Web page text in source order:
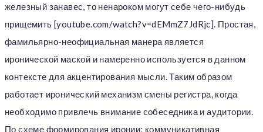
железный занавес, то ненароком могут себе чего-нибудь
прищемить [youtube.com/watch?v=dEMmZ7JdRjc]. Простая,
фамильярно-неофициальная манера является
иронической маской и намеренно используется в данном
контексте для акцентирования мысли. Таким образом
работает иронический механизм смены регистра, когда
необходимо привлечь внимание собеседника и аудитории.
По схеме формирования иронии: коммуникативная